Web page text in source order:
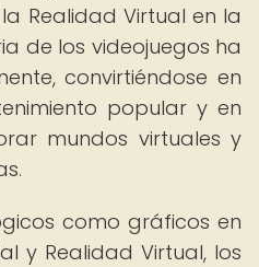
Realidad Virtual en la
de los videojuegos ha
convirtiéndose en
popular y en
mundos virtuales y
como gráficos en
y Realidad Virtual, los